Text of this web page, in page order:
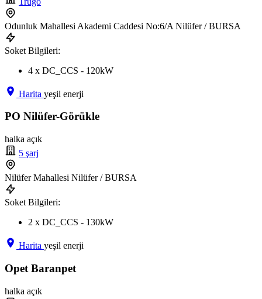
Odunluk Mahallesi Akademi Caddesi No:6/A Nilüfer / BURSA
Soket Bilgileri:
4 x DC_CCS - 120kW
Harita yeşil enerji
PO Nilüfer-Görükle
halka açık
5 şarj
Nilüfer Mahallesi Nilüfer / BURSA
Soket Bilgileri:
2 x DC_CCS - 130kW
Harita yeşil enerji
Opet Baranpet
halka açık